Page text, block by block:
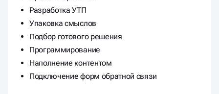
Разработка УТП
Упаковка смыслов
Подбор готового решения
Программирование
Наполнение контентом
Подключение форм обратной связи